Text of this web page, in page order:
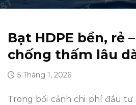
Bạt HDPE bền, rẻ
chống thấm lâu
5 Tháng 1, 2026
Trong bối cảnh chi phí đầu tư